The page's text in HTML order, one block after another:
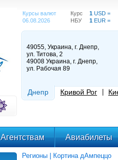
Курсы валют
06.08.2026
Курс
НБУ
1 USD =
1 EUR =
49055, Украина, г. Днепр,
ул. Титова, 2
49008 Украина, г. Днепр,
ул. Рабочая 89
Днепр Кривой Рог
Агентствам Авиабилеты
Регионы | Кортина дАмпеццо